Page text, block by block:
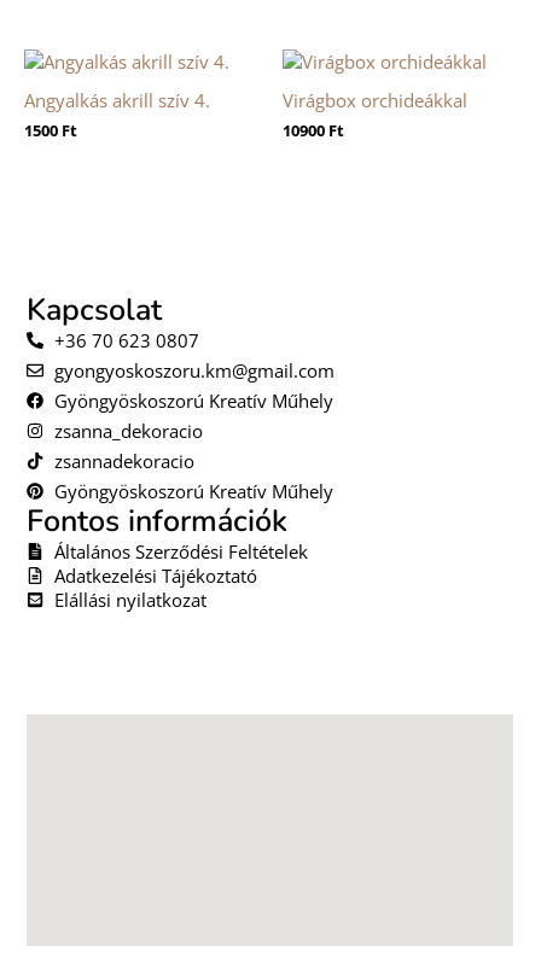
Angyalkás akrill szív 4.
1500 Ft
Virágbox orchideákkal
10900 Ft
Kapcsolat
+36 70 623 0807
gyongyoskoszoru.km@gmail.com
Gyöngyöskoszorú Kreatív Műhely
zsanna_dekoracio
zsannadekoracio
Gyöngyöskoszorú Kreatív Műhely
Fontos információk
Általános Szerződési Feltételek
Adatkezelési Tájékoztató
Elállási nyilatkozat